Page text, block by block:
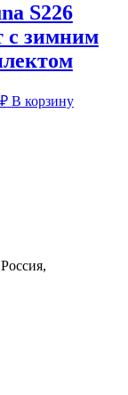
S226
с зимним
₽ В корзину